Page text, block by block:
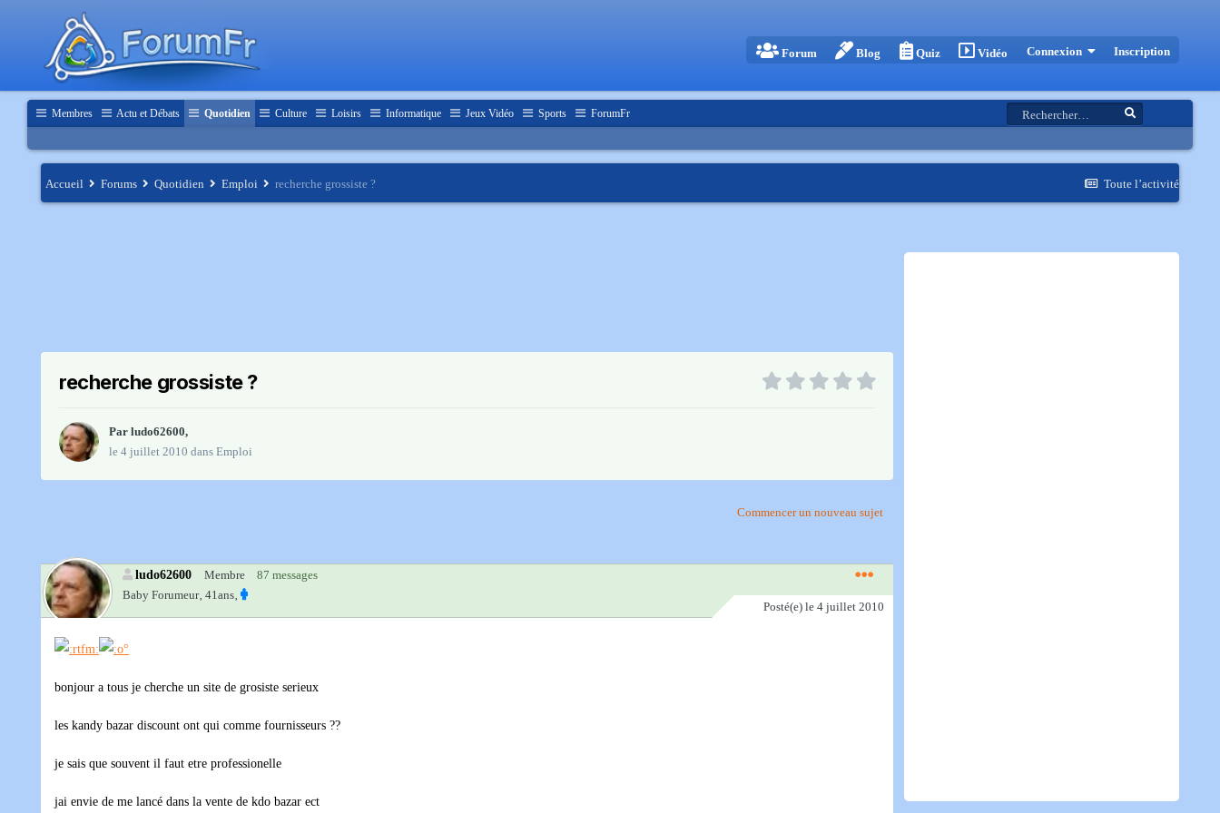
Forum Blog Quiz Vidéo Connexion Inscription
Membres Actu et Débats Quotidien Culture Loisirs Informatique Jeux Vidéo Sports ForumFr
Toute l’activité
Accueil Forums Quotidien Emploi recherche grossiste ?
recherche grossiste ?
Par ludo62600,
le 4 juillet 2010 dans Emploi
Commencer un nouveau sujet
ludo62600 Membre
87 messages
Baby Forumeur‚ 41ans‚
Posté(e) le 4 juillet 2010
bonjour a tous je cherche un site de grosiste serieux
les kandy bazar discount ont qui comme fournisseurs ??
je sais que souvent il faut etre professionelle
jai envie de me lancé dans la vente de kdo bazar ect